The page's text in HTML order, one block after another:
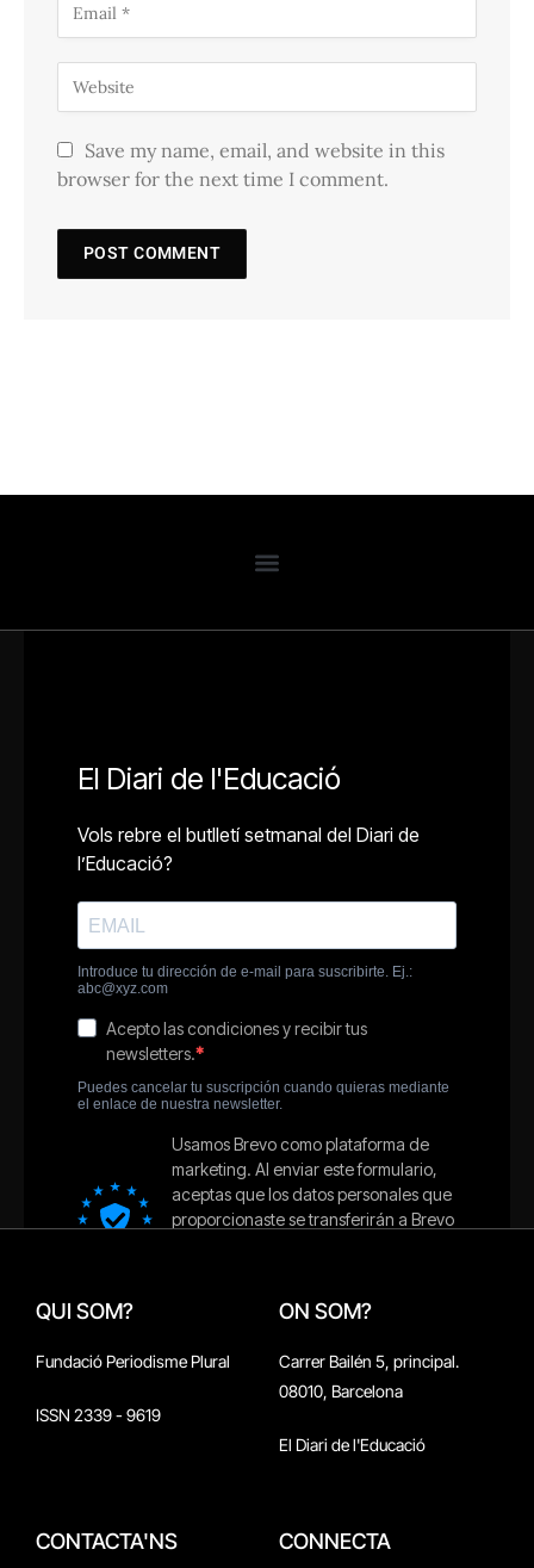
Save my name, email, and website in this
browser for the next time I comment.
QUI SOM?
Fundació Periodisme Plural
ISSN 2339 - 9619
ON SOM?
Carrer Bailén 5, principal.
08010, Barcelona
El Diari de l'Educació
CONTACTA'NS CONNECTA